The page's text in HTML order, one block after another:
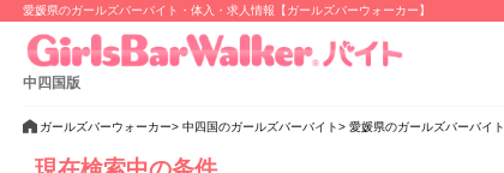
愛媛県のガールズバーバイト・体入・求人情報【ガールズバーウォーカー】
中四国版
ガールズバーウォーカー 中四国のガールズバーバイト 愛媛県のガールズバーバイト